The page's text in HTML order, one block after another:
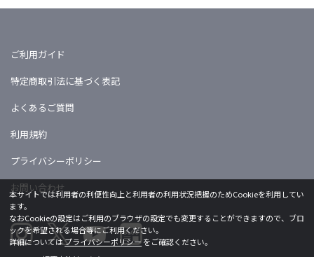
ご利用ガイド
特定商取引法に基づく表記
よくあるご質問
利用規約
プライバシーポリシー
お問い合わせ
本サイトでは利用者の利便性向上と利用者の利用状況把握のためCookieを利用してい
ます。
なおCookieの設定はご利用のブラウザの設定でも変更することができますので、ブロ
ックを希望される場合等にご利用ください。
詳細についてはプライバシーポリシーをご確認ください。